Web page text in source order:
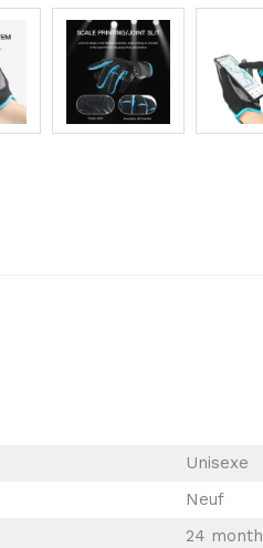
Unisexe
Neuf
24 month